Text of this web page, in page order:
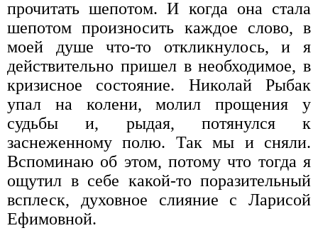
прочитать шепотом. И когда она стала
шепотом произносить каждое слово, в
моей душе что-то откликнулось, и я
действительно пришел в необходимое, в
кризисное состояние. Николай Рыбак
упал на колени, молил прощения у
судьбы и, рыдая, потянулся к
заснеженному полю. Так мы и сняли.
Вспоминаю об этом, потому что тогда я
ощутил в себе какой-то поразительный
всплеск, духовное слияние с Ларисой
Ефимовной.